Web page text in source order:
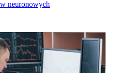
neuronowych